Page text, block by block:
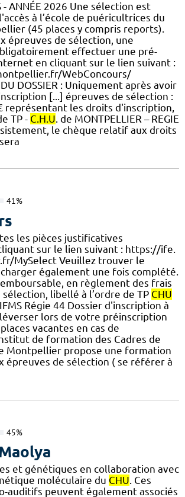
- ANNÉE 2026 Une sélection est
à l’école de puéricultrices du
(45 places y compris reports).
épreuves de sélection, une
effectuer une pré-
en cliquant sur le lien suivant :
WebConcours/
DOSSIER : Uniquement après avoir
[...] épreuves de sélection :
représentant les droits d'inscription,
TP - C.H.U. de MONTPELLIER – REGIE
le chèque relatif aux droits
41%
les pièces justificatives
sur le lien suivant : https://ife.
MySelect Veuillez trouver le
également une fois complété.
en règlement des frais
libellé à l’ordre de TP CHU
Régie 44 Dossier d'inscription à
lors de votre préinscription
vacantes en cas de
de formation des Cadres de
Montpellier propose une formation
épreuves de sélection ( se référer à
45%
et génétiques en collaboration avec
moléculaire du CHU. Ces
auditifs peuvent également associés